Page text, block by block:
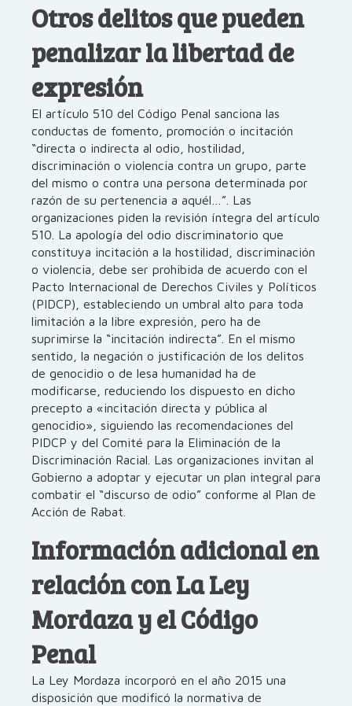
Otros delitos que pueden
penalizar la libertad de
expresión
El artículo 510 del Código Penal sanciona las
conductas de fomento, promoción o incitación
“directa o indirecta al odio, hostilidad,
discriminación o violencia contra un grupo, parte
del mismo o contra una persona determinada por
razón de su pertenencia a aquél…”. Las
organizaciones piden la revisión íntegra del artículo
510. La apología del odio discriminatorio que
constituya incitación a la hostilidad, discriminación
o violencia, debe ser prohibida de acuerdo con el
Pacto Internacional de Derechos Civiles y Políticos
(PIDCP), estableciendo un umbral alto para toda
limitación a la libre expresión, pero ha de
suprimirse la “incitación indirecta”. En el mismo
sentido, la negación o justificación de los delitos
de genocidio o de lesa humanidad ha de
modificarse, reduciendo los dispuesto en dicho
precepto a «incitación directa y pública al
genocidio», siguiendo las recomendaciones del
PIDCP y del Comité para la Eliminación de la
Discriminación Racial. Las organizaciones invitan al
Gobierno a adoptar y ejecutar un plan integral para
combatir el “discurso de odio” conforme al Plan de
Acción de Rabat.
Información adicional en
relación con La Ley
Mordaza y el Código
Penal
La Ley Mordaza incorporó en el año 2015 una
disposición que modificó la normativa de